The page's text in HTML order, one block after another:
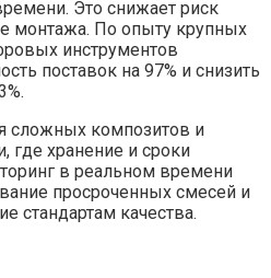
Это снижает риск
монтажа. По опыту крупных
инструментов
поставок на 97% и снизить
сложных композитов и
где хранение и сроки
в реальном времени
просроченных смесей и
стандартам качества.